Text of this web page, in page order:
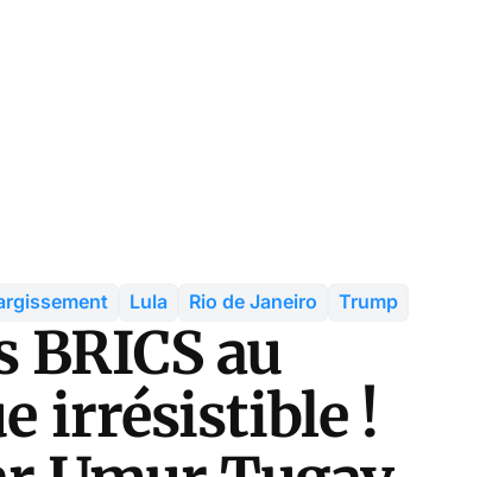
Lula Rio de Janeiro Trump
au
irrésistible !